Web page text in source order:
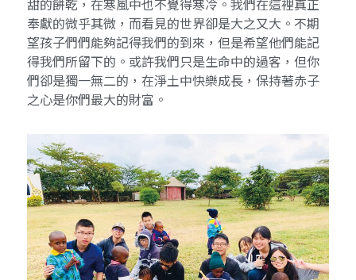
甜的餅乾，在寒風中也不覺得寒冷。我們在這裡真正
奉獻的微乎其微，而看見的世界卻是大之又大。不期
望孩子們們能夠記得我們的到來，但是希望他們能記
得我們所留下的。或許我們只是生命中的過客，但你
們卻是獨一無二的，在淨土中快樂成長，保持著赤子
之心是你們最大的財富。